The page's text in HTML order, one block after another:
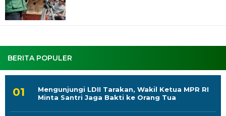
BERITA POPULER
Mengunjungi LDII Tarakan, Wakil Ketua MPR RI
Minta Santri Jaga Bakti ke Orang Tua